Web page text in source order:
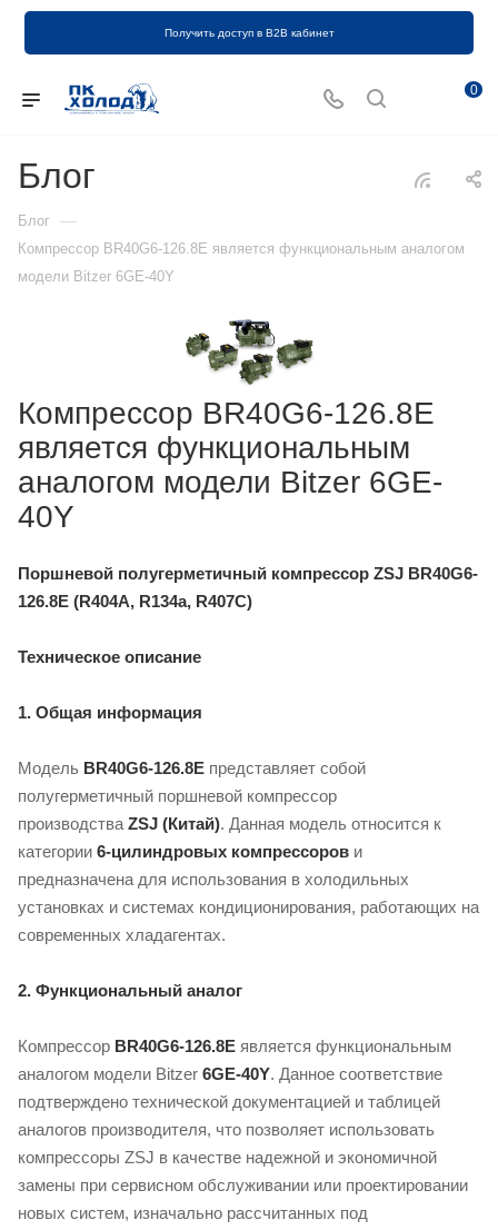
Получить доступ в B2B кабинет
0
Блог
Блог —
Компрессор BR40G6-126.8E является функциональным аналогом
модели Bitzer 6GE-40Y
Компрессор BR40G6-126.8E
является функциональным
аналогом модели Bitzer 6GE-
40Y
Поршневой полугерметичный компрессор ZSJ BR40G6-
126.8E (R404A, R134a, R407C)
Техническое описание
1. Общая информация
Модель BR40G6-126.8E представляет собой
полугерметичный поршневой компрессор
производства ZSJ (Китай). Данная модель относится к
категории 6-цилиндровых компрессоров и
предназначена для использования в холодильных
установках и системах кондиционирования, работающих на
современных хладагентах.
2. Функциональный аналог
Компрессор BR40G6-126.8E является функциональным
аналогом модели Bitzer 6GE-40Y. Данное соответствие
подтверждено технической документацией и таблицей
аналогов производителя, что позволяет использовать
компрессоры ZSJ в качестве надежной и экономичной
замены при сервисном обслуживании или проектировании
новых систем, изначально рассчитанных под